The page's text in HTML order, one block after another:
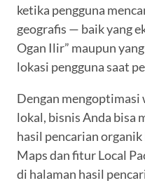
ketika pengguna
geografis — baik yang
Ogan Ilir” maupun
lokasi pengguna saat
Dengan
lokal, bisnis Anda bisa
hasil pencarian
Maps dan fitur Local
di halaman hasil